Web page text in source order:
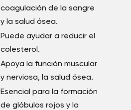
coagulación de la sangre
y la salud ósea.
Puede ayudar a reducir el
colesterol.
Apoya la función muscular
y nerviosa, la salud ósea.
Esencial para la formación
de glóbulos rojos y la